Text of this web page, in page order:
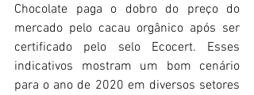
Chocolate paga o dobro do preço do
mercado pelo cacau orgânico após ser
certificado pelo selo Ecocert. Esses
indicativos mostram um bom cenário
para o ano de 2020 em diversos setores